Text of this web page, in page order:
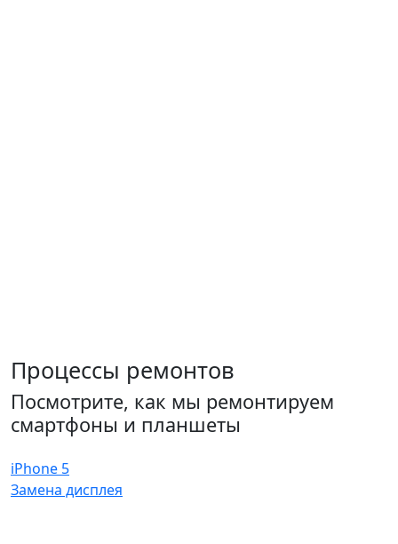
Процессы ремонтов
Посмотрите, как мы ремонтируем
смартфоны и планшеты
iPhone 5
Замена дисплея